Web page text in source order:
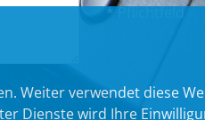
* Pflichtfeld
Weiter verwendet diese
Dienste wird Ihre